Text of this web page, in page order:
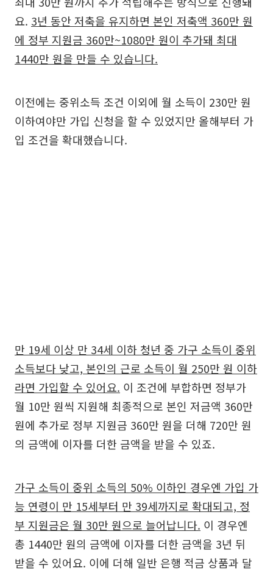
요. 3년 동안 저축을 유지하면 본인 저축액 360만 원
에 정부 지원금 360만~1080만 원이 추가돼 최대
1440만 원을 만들 수 있습니다.
이전에는 중위소득 조건 이외에 월 소득이 230만 원
이하여야만 가입 신청을 할 수 있었지만 올해부터 가
입 조건을 확대했습니다.
만 19세 이상 만 34세 이하 청년 중 가구 소득이 중위
소득보다 낮고, 본인의 근로 소득이 월 250만 원 이하
라면 가입할 수 있어요. 이 조건에 부합하면 정부가
월 10만 원씩 지원해 최종적으로 본인 저금액 360만
원에 추가로 정부 지원금 360만 원을 더해 720만 원
의 금액에 이자를 더한 금액을 받을 수 있죠.
가구 소득이 중위 소득의 50% 이하인 경우엔 가입 가
능 연령이 만 15세부터 만 39세까지로 확대되고, 정
부 지원금은 월 30만 원으로 늘어납니다. 이 경우엔
총 1440만 원의 금액에 이자를 더한 금액을 3년 뒤
받을 수 있어요. 이에 더해 일반 은행 적금 상품과 달